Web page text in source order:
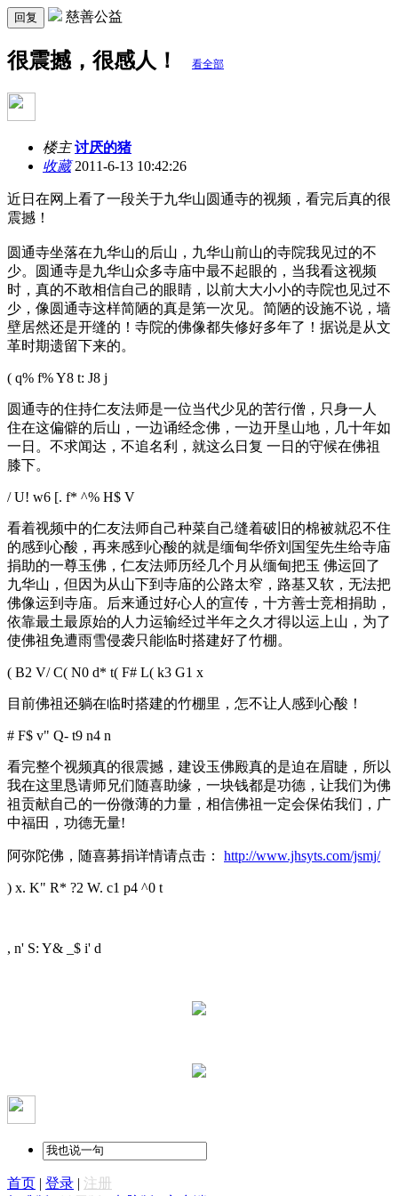
回复 慈善公益
很震撼，很感人！ 看全部
楼主 讨厌的猪
收藏2011-6-13 10:42:26
近日在网上看了一段关于九华山圆通寺的视频，看完后真的很
震撼！
圆通寺坐落在九华山的后山，九华山前山的寺院我见过的不
少。圆通寺是九华山众多寺庙中最不起眼的，当我看这视频
时，真的不敢相信自己的眼睛，以前大大小小的寺院也见过不
少，像圆通寺这样简陋的真是第一次见。简陋的设施不说，墙
壁居然还是开缝的！寺院的佛像都失修好多年了！据说是从文
革时期遗留下来的。
( q% f% Y8 t: J8 j
圆通寺的住持仁友法师是一位当代少见的苦行僧，只身一人
住在这偏僻的后山，一边诵经念佛，一边开垦山地，几十年如
一日。不求闻达，不追名利，就这么日复 一日的守候在佛祖
膝下。
/ U! w6 [. f* ^% H$ V
看着视频中的仁友法师自己种菜自己缝着破旧的棉被就忍不住
的感到心酸，再来感到心酸的就是缅甸华侨刘国玺先生给寺庙
捐助的一尊玉佛，仁友法师历经几个月从缅甸把玉 佛运回了
九华山，但因为从山下到寺庙的公路太窄，路基又软，无法把
佛像运到寺庙。后来通过好心人的宣传，十方善士竞相捐助，
依靠最土最原始的人力运输经过半年之久才得以运上山，为了
使佛祖免遭雨雪侵袭只能临时搭建好了竹棚。
( B2 V/ C( N0 d* t( F# L( k3 G1 x
目前佛祖还躺在临时搭建的竹棚里，怎不让人感到心酸！
# F$ v" Q- t9 n4 n
看完整个视频真的很震撼，建设玉佛殿真的是迫在眉睫，所以
我在这里恳请师兄们随喜助缘，一块钱都是功德，让我们为佛
祖贡献自己的一份微薄的力量，相信佛祖一定会保佑我们，广
中福田，功德无量!
阿弥陀佛，随喜募捐详情请点击： http://www.jhsyts.com/jsmj/
) x. K" R* ?2 W. c1 p4 ^0 t
, n' S: Y& _$ i' d
首页 | 登录 | 注册